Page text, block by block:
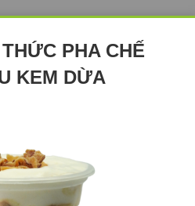
PHA CHẾ
KEM DỪA